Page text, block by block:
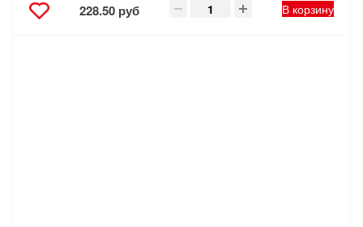
228.50 руб В корзину